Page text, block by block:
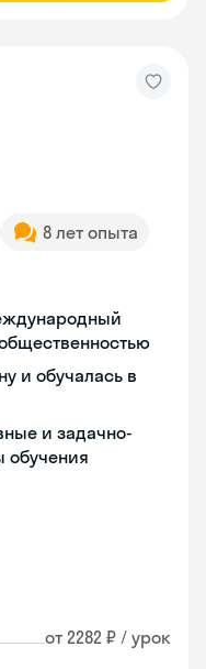
8 лет опыта
и обучалась в
и задачно-
обучения
от 2282 ₽ / урок